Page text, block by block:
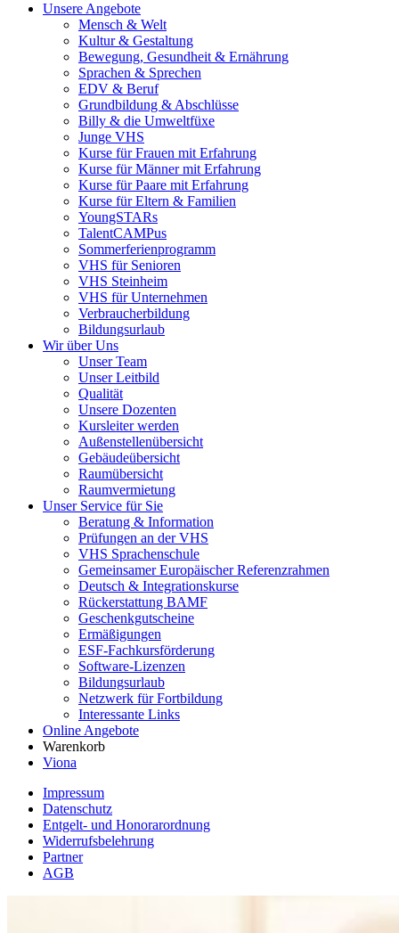
Unsere Angebote
Mensch & Welt
Kultur & Gestaltung
Bewegung, Gesundheit & Ernährung
Sprachen & Sprechen
EDV & Beruf
Grundbildung & Abschlüsse
Billy & die Umweltfüxe
Junge VHS
Kurse für Frauen mit Erfahrung
Kurse für Männer mit Erfahrung
Kurse für Paare mit Erfahrung
Kurse für Eltern & Familien
YoungSTARs
TalentCAMPus
Sommerferienprogramm
VHS für Senioren
VHS Steinheim
VHS für Unternehmen
Verbraucherbildung
Bildungsurlaub
Wir über Uns
Unser Team
Unser Leitbild
Qualität
Unsere Dozenten
Kursleiter werden
Außenstellenübersicht
Gebäudeübersicht
Raumübersicht
Raumvermietung
Unser Service für Sie
Beratung & Information
Prüfungen an der VHS
VHS Sprachenschule
Gemeinsamer Europäischer Referenzrahmen
Deutsch & Integrationskurse
Rückerstattung BAMF
Geschenkgutscheine
Ermäßigungen
ESF-Fachkursförderung
Software-Lizenzen
Bildungsurlaub
Netzwerk für Fortbildung
Interessante Links
Online Angebote
Warenkorb
Viona
Impressum
Datenschutz
Entgelt- und Honorarordnung
Widerrufsbelehrung
Partner
AGB